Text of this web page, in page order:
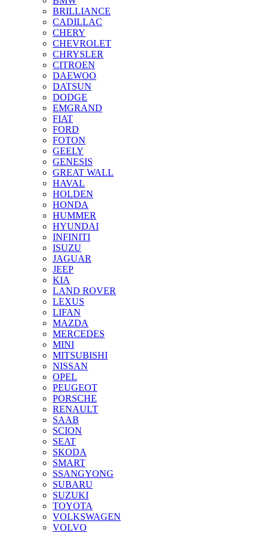
BRILLIANCE
CADILLAC
CHERY
CHEVROLET
CHRYSLER
CITROEN
DAEWOO
DATSUN
DODGE
EMGRAND
FIAT
FORD
FOTON
GEELY
GENESIS
GREAT WALL
HAVAL
HOLDEN
HONDA
HUMMER
HYUNDAI
INFINITI
ISUZU
JAGUAR
JEEP
KIA
LAND ROVER
LEXUS
LIFAN
MAZDA
MERCEDES
MINI
MITSUBISHI
NISSAN
OPEL
PEUGEOT
PORSCHE
RENAULT
SAAB
SCION
SEAT
SKODA
SMART
SSANGYONG
SUBARU
SUZUKI
TOYOTA
VOLKSWAGEN
VOLVO